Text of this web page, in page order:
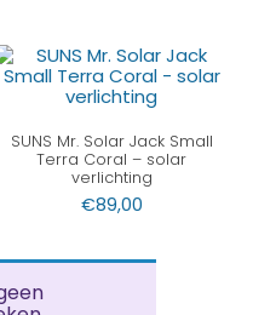
SUNS Mr. Solar Jack Small
Terra Coral – solar
verlichting
€89,00